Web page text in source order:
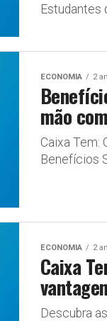
Estudantes
ECONOMIA 2
mão
Caixa Tem:
Benefícios
ECONOMIA 2
Caixa
Descubra